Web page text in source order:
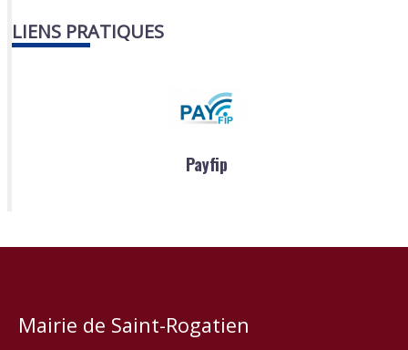
LIENS PRATIQUES
Payfip
Mairie de Saint-Rogatien